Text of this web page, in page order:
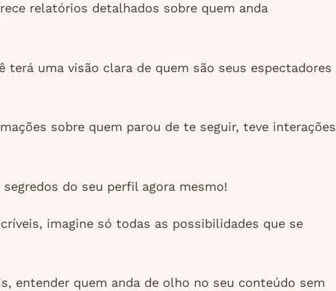
relatórios detalhados sobre quem anda
uma visão clara de quem são seus espectadores
sobre quem parou de te seguir, teve interações
do seu perfil agora mesmo!
imagine só todas as possibilidades que se
entender quem anda de olho no seu conteúdo sem